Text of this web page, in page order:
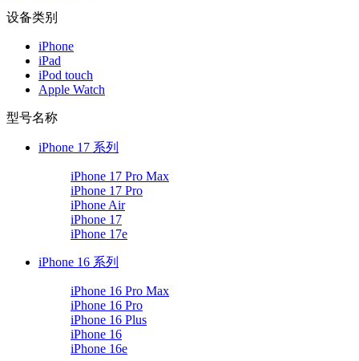
设备类别
iPhone
iPad
iPod touch
Apple Watch
型号名称
iPhone 17 系列
iPhone 17 Pro Max
iPhone 17 Pro
iPhone Air
iPhone 17
iPhone 17e
iPhone 16 系列
iPhone 16 Pro Max
iPhone 16 Pro
iPhone 16 Plus
iPhone 16
iPhone 16e